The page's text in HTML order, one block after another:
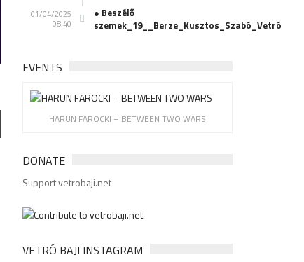
01/04/2025
08:40
● Beszélő
szemek_19__Berze_Kusztos_Szabó_Vetró
EVENTS
HARUN FAROCKI – BETWEEN TWO WARS
DONATE
Support vetrobaji.net
VETRÓ BAJI INSTAGRAM